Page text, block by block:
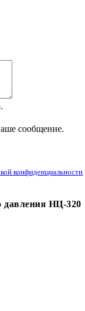
сообщение.
конфиденциальности
давления НЦ-320